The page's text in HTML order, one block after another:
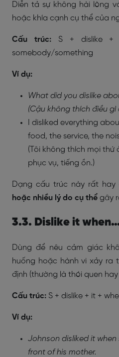
Diễn tả sự không hài lòng
hoặc khía cạnh cụ thể của
Cấu trúc: S + dislike +
somebody/something
Ví dụ:
What did you dislike
(Cậu không thích điều gì
I disliked everything
food, the service, the
(Tôi không thích mọi
phục vụ, tiếng ồn.)
Dạng cấu trúc này rất hay
hoặc nhiều lý do cụ thể gây
3.3. Dislike it
Dùng để nêu cảm giác
huống hoặc hành vi xảy ra
định (thường là thói quen
Cấu trúc: S + dislike + it +
Ví dụ:
Johnson disliked it
front of his mother.